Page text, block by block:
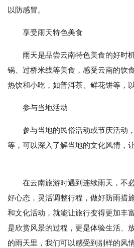
以防感冒。
享受雨天特色美食
雨天是品尝云南特色美食的好时
锅、过桥米线等美食，感受云南的饮
热饮和小吃，如普洱茶、鲜花饼等，
参与当地活动
参与当地的民俗活动或节庆活动
等，可以深入了解当地的文化风情，
在云南旅游时遇到连续雨天，不必
好心态，灵活调整行程，做好防雨措
和文化活动，就能让旅行变得更加丰
是欣赏风景的过程，更是体验生活、
的雨天里，我们可以感受到别样的风